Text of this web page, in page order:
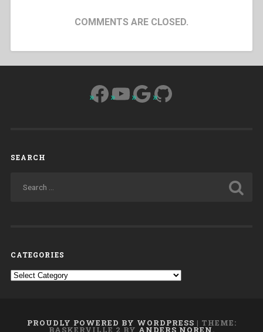
COMMENTS ARE CLOSED.
Facebook
YouTube
Google
GitHub
SEARCH
CATEGORIES
Categories
PROUDLY POWERED BY WORDPRESS | THEME:
BASKERVILLE 2 BY ANDERS NOREN.